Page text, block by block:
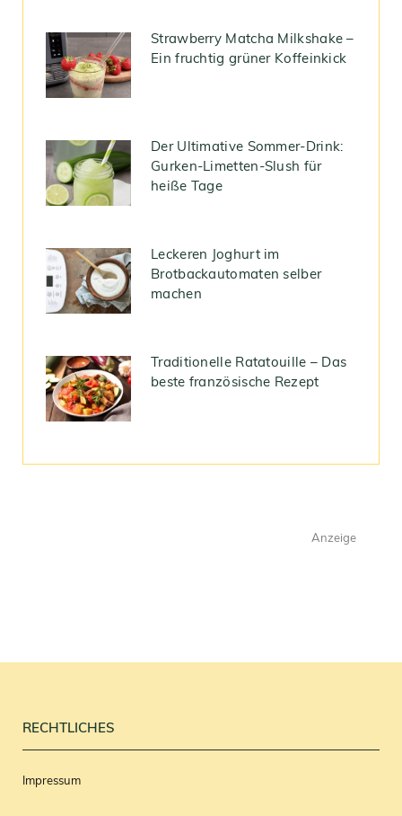
Strawberry Matcha Milkshake –
Ein fruchtig grüner Koffeinkick
Der Ultimative Sommer-Drink:
Gurken-Limetten-Slush für
heiße Tage
Leckeren Joghurt im
Brotbackautomaten selber
machen
Traditionelle Ratatouille – Das
beste französische Rezept
Anzeige
RECHTLICHES
Impressum